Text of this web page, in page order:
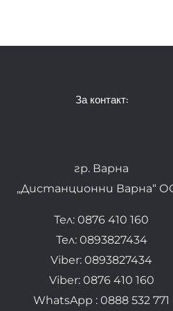
За контакт:
гр. Варна
„Дистанционни Варна“
Тел: 0876 410 160
Тел: 0893827434
Viber: 0893827434
Viber: 0876 410 160
WhatsApp : 0888 532 771